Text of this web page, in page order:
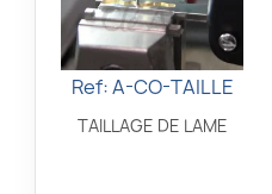
Aperçu rapide
Ref: A-CO-TAILLE
TAILLAGE DE LAME